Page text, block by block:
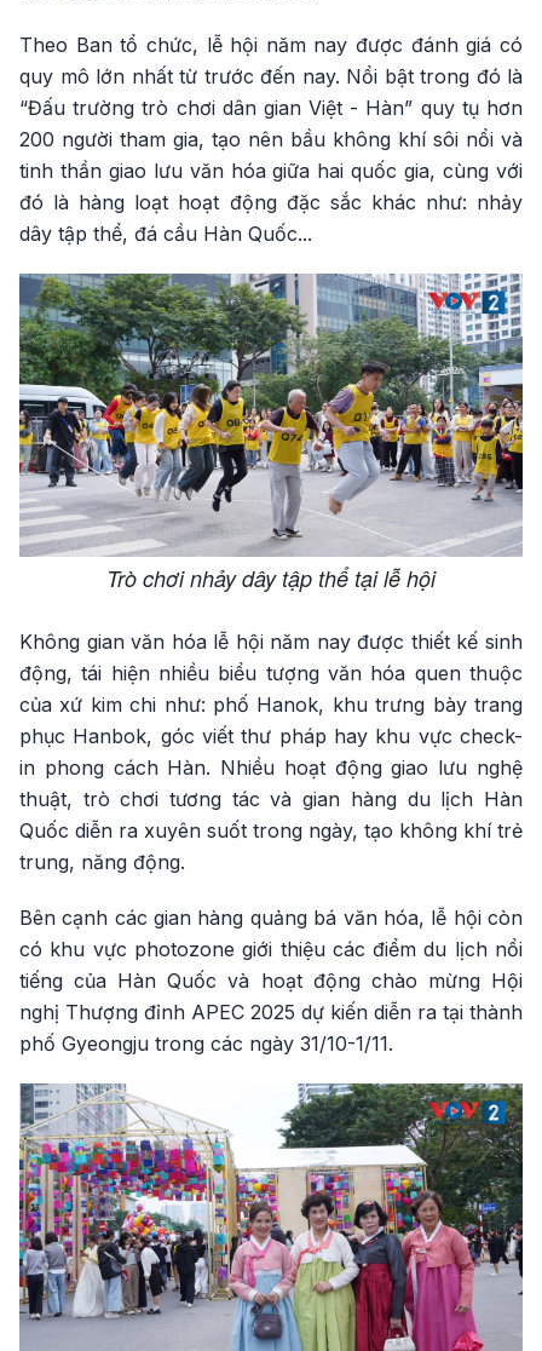
Theo Ban tổ chức, lễ hội năm nay được đánh giá có
quy mô lớn nhất từ trước đến nay. Nổi bật trong đó là
“Đấu trường trò chơi dân gian Việt - Hàn” quy tụ hơn
200 người tham gia, tạo nên bầu không khí sôi nổi và
tinh thần giao lưu văn hóa giữa hai quốc gia, cùng với
đó là hàng loạt hoạt động đặc sắc khác như: nhảy
dây tập thể, đá cầu Hàn Quốc...
Trò chơi nhảy dây tập thể tại lễ hội
Không gian văn hóa lễ hội năm nay được thiết kế sinh
động, tái hiện nhiều biểu tượng văn hóa quen thuộc
của xứ kim chi như: phố Hanok, khu trưng bày trang
phục Hanbok, góc viết thư pháp hay khu vực check-
in phong cách Hàn. Nhiều hoạt động giao lưu nghệ
thuật, trò chơi tương tác và gian hàng du lịch Hàn
Quốc diễn ra xuyên suốt trong ngày, tạo không khí trẻ
trung, năng động.
Bên cạnh các gian hàng quảng bá văn hóa, lễ hội còn
có khu vực photozone giới thiệu các điểm du lịch nổi
tiếng của Hàn Quốc và hoạt động chào mừng Hội
nghị Thượng đỉnh APEC 2025 dự kiến diễn ra tại thành
phố Gyeongju trong các ngày 31/10-1/11.